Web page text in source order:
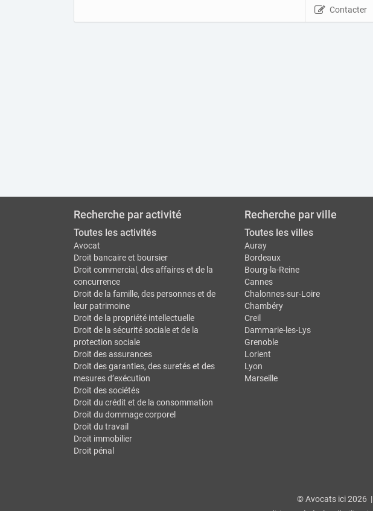
Contacter
Recherche par activité
Toutes les activités
Avocat
Droit bancaire et boursier
Droit commercial, des affaires et de la
concurrence
Droit de la famille, des personnes et de
leur patrimoine
Droit de la propriété intellectuelle
Droit de la sécurité sociale et de la
protection sociale
Droit des assurances
Droit des garanties, des suretés et des
mesures d’exécution
Droit des sociétés
Droit du crédit et de la consommation
Droit du dommage corporel
Droit du travail
Droit immobilier
Droit pénal
Recherche par ville
Toutes les villes
Auray
Bordeaux
Bourg-la-Reine
Cannes
Chalonnes-sur-Loire
Chambéry
Creil
Dammarie-les-Lys
Grenoble
Lorient
Lyon
Marseille
© Avocats ici 2026 |